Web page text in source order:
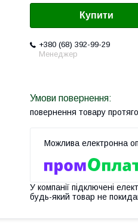
Купити
+380 (68) 392-99-29
Менеджер
повернення товару
У компанії підключені
будь-який товар не